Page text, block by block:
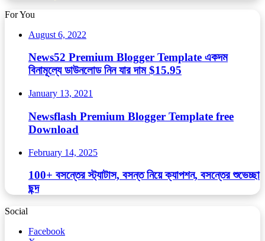
For You
August 6, 2022
News52 Premium Blogger Template একদম
বিনামূল্যে ডাউনলোড নিন যার দাম $15.95
January 13, 2021
Newsflash Premium Blogger Template free
Download
February 14, 2025
100+ বসন্তের স্ট্যাটাস, বসন্ত নিয়ে ক্যাপশন, বসন্তের শুভেচ্ছা
ছন্দ
Social
Facebook